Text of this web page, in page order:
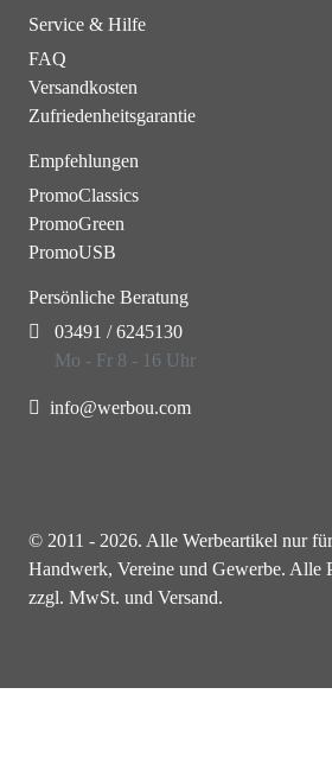
Service & Hilfe
FAQ
Versandkosten
Zufriedenheitsgarantie
Empfehlungen
PromoClassics
PromoGreen
PromoUSB
Persönliche Beratung
03491 / 6245130
Mo - Fr 8 - 16 Uhr
info@werbou.com
© 2011 - 2026. Alle Werbeartikel nur
Handwerk, Vereine und Gewerbe. Alle
zzgl. MwSt. und Versand.